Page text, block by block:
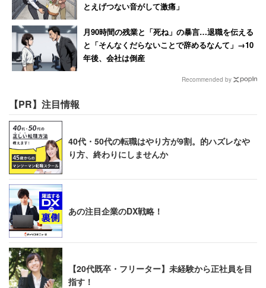
とえげつない音がして激痛」
月90時間の残業と「死ね」の暴言…退職を伝える
と「そんなくだらないことで辞めるなんて」→10
年後、会社は倒産
Recommended by
【PR】注目情報
40代・50代の転職はやり方が9割。的ハズレなや
り方、終わりにしませんか
あの注目企業のDX戦略！
【20代既卒・フリーター】未経験から正社員を目
指す！